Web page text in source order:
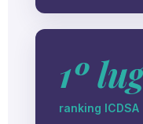
1º
ranking ICDSA